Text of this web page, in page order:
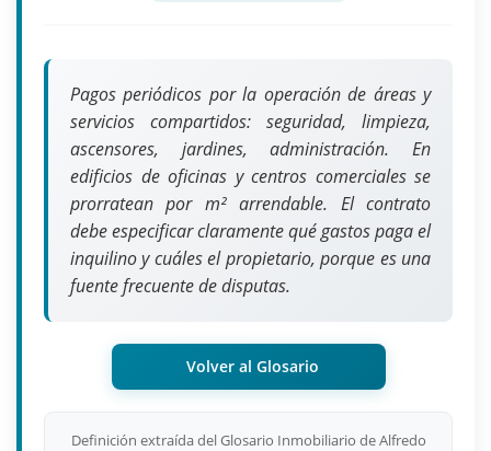
Pagos periódicos por la operación de áreas y
servicios compartidos: seguridad, limpieza,
ascensores, jardines, administración. En
edificios de oficinas y centros comerciales se
prorratean por m² arrendable. El contrato
debe especificar claramente qué gastos paga el
inquilino y cuáles el propietario, porque es una
fuente frecuente de disputas.
Volver al Glosario
Definición extraída del Glosario Inmobiliario de Alfredo